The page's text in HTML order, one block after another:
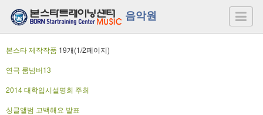
음악원
본스타 제작작품 19개(1/2페이지)
연극 룸넘버13
2014 대학입시설명회 주최
싱글앨범 고백해요 발표